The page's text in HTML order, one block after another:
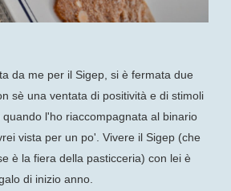
da me per il Sigep, si è fermata due
sè una ventata di positività e di stimoli
l'ho riaccompagnata al binario
vista per un po'. Vivere il Sigep (che
è la fiera della pasticceria) con lei è
di inizio anno.